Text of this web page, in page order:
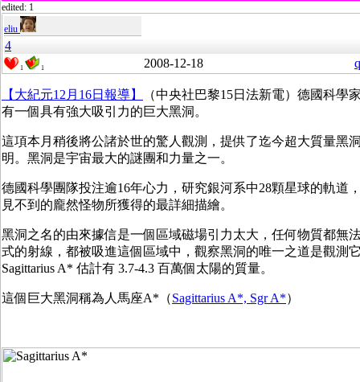
edited: 1
eliu
4
1 1 2008-12-18
【大紀元12月16日報導】
（中央社巴黎15日法新電）德國科學
有一個具有強大吸引力的巨大黑洞。
這項本月稍後將公諸於世的驚人觀測，提供了迄今超大質量黑
明。黑洞是宇宙最大的謎團和力量之一。
德國科學團隊投注逾16年心力，研究銀河系中28顆星球的軌道
見不到的龐然怪物所獲得的最詳細描繪。
黑洞之名的由來據信是一個區域磁場引力太大，任何物質都無
式的射線，都被吸進這個區域中，觀察黑洞的唯一之道是觀測
Sagittarius A* 估計有 3.7-4.3 百萬個太陽的質量。
這個巨大黑洞稱為人馬座A*（Sagittarius A*, Sgr A*）